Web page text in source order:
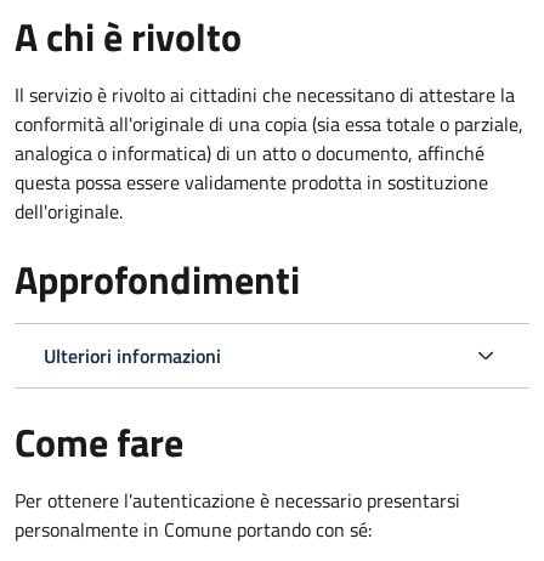
A chi è rivolto
Il servizio è rivolto ai cittadini che necessitano di attestare la
conformità all'originale di una copia (sia essa totale o parziale,
analogica o informatica) di un atto o documento, affinché
questa possa essere validamente prodotta in sostituzione
dell'originale.
Approfondimenti
Ulteriori informazioni
Come fare
Per ottenere l'autenticazione è necessario presentarsi
personalmente in Comune portando con sé: